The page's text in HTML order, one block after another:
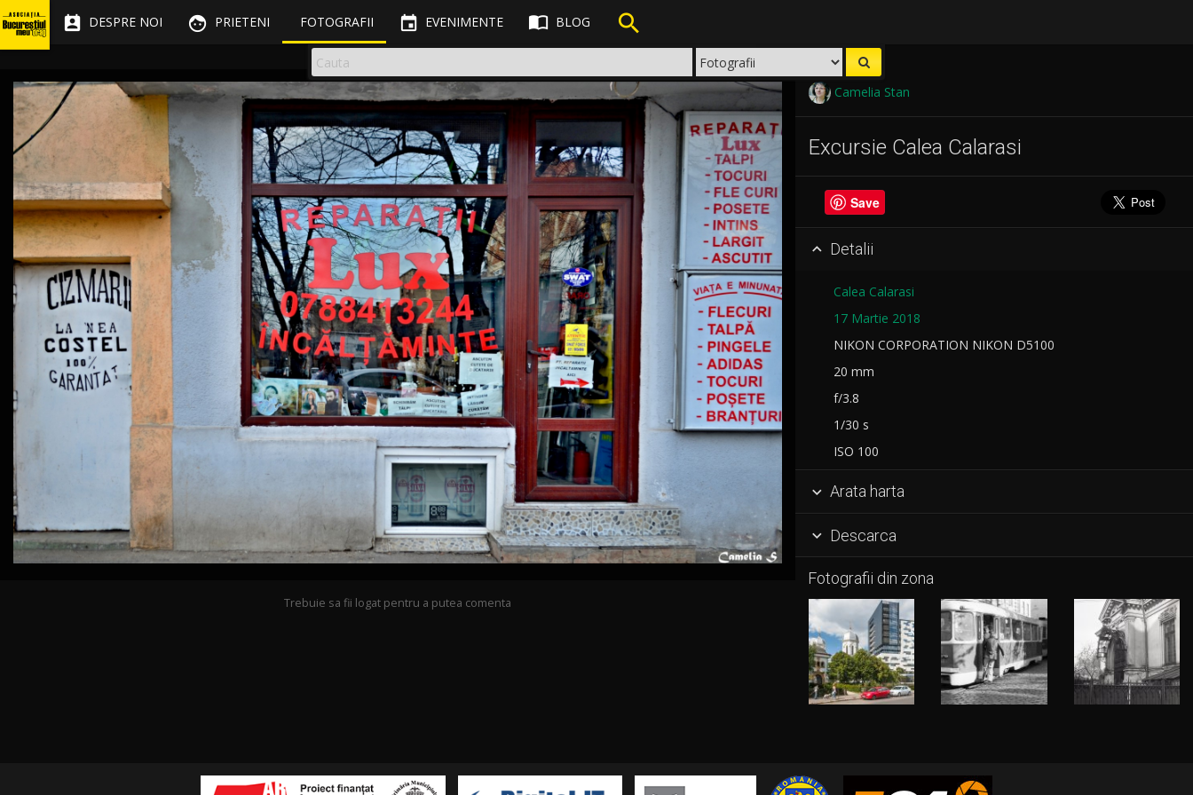
 DESPRE NOI  PRIETENI FOTOGRAFII  EVENIMENTE  BLOG 
Camelia Stan
Excursie Calea Calarasi
Save
 Detalii
Calea Calarasi
17 Martie 2018
NIKON CORPORATION NIKON D5100
20 mm
f/3.8
1/30 s
ISO 100
 Arata harta
 Descarca
Fotografii din zona
Trebuie sa fii logat pentru a putea comenta